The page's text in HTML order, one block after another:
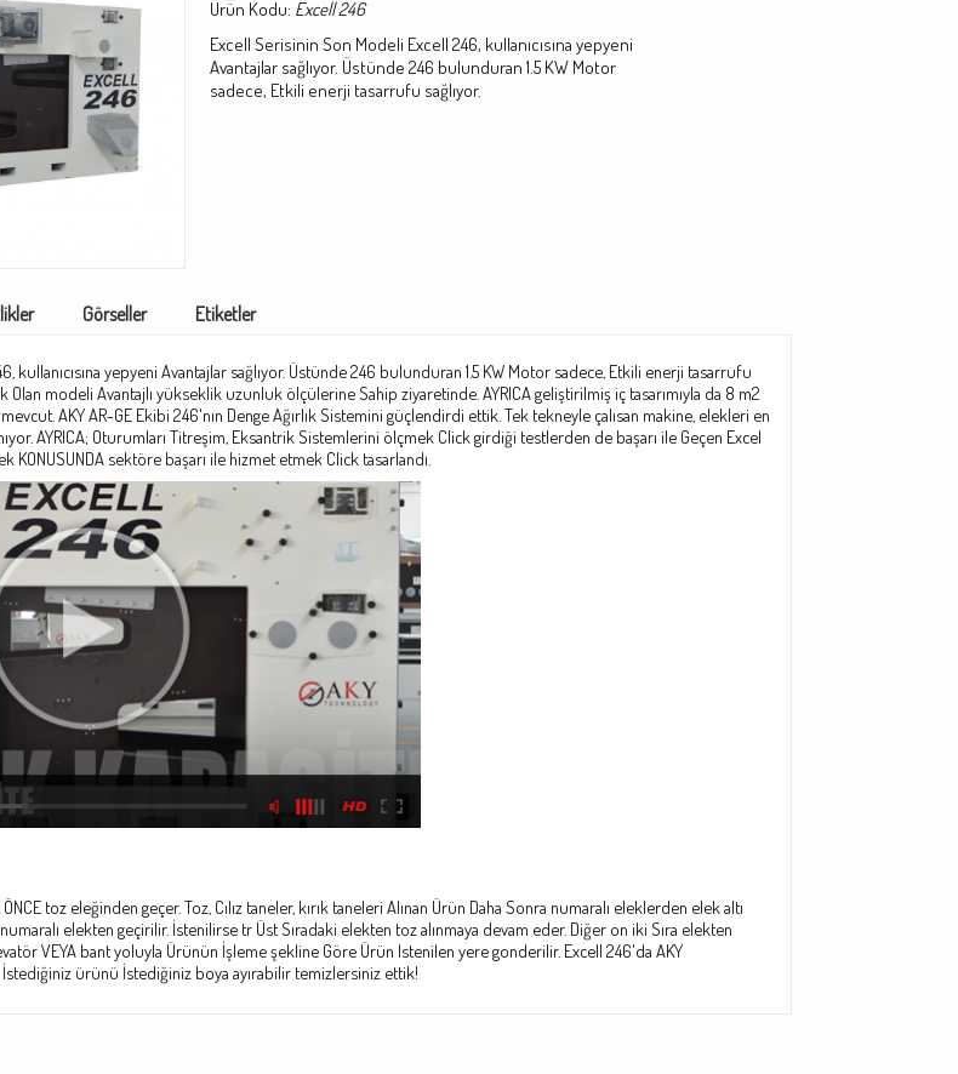
Ürün Kodu: Excell 246
Excell Serisinin Son Modeli Excell 246, kullanıcısına yepyeni
Avantajlar sağlıyor. Üstünde 246 bulunduran 1.5 KW Motor
sadece, Etkili enerji tasarrufu sağlıyor.
Görseller Etiketler
yepyeni Avantajlar sağlıyor. Üstünde 246 bulunduran 1.5 KW Motor sadece, Etkili enerji tasarrufu
Olan modeli Avantajlı yükseklik uzunluk ölçülerine Sahip ziyaretinde. AYRICA geliştirilmiş iç tasarımıyla da 8 m2
AKY AR-GE Ekibi 246'nın Denge Ağırlık Sistemini güçlendirdi ettik. Tek tekneyle çalısan makine, elekleri en
AYRICA; Oturumları Titreşim, Eksantrik Sistemlerini ölçmek Click girdiği testlerden de başarı ile Geçen Excel
KONUSUNDA sektöre başarı ile hizmet etmek Click tasarlandı.
toz eleğinden geçer. Toz, Cılız taneler, kırık taneleri Alınan Ürün Daha Sonra numaralı eleklerden elek altı
elekten geçirilir. İstenilirse tr Üst Sıradaki elekten toz alınmaya devam eder. Diğer on iki Sıra elekten
VEYA bant yoluyla Ürünün İşleme şekline Göre Ürün Istenilen yere gonderilir. Excell 246'da AKY
ürünü İstediğiniz boya ayırabilir temizlersiniz ettik!